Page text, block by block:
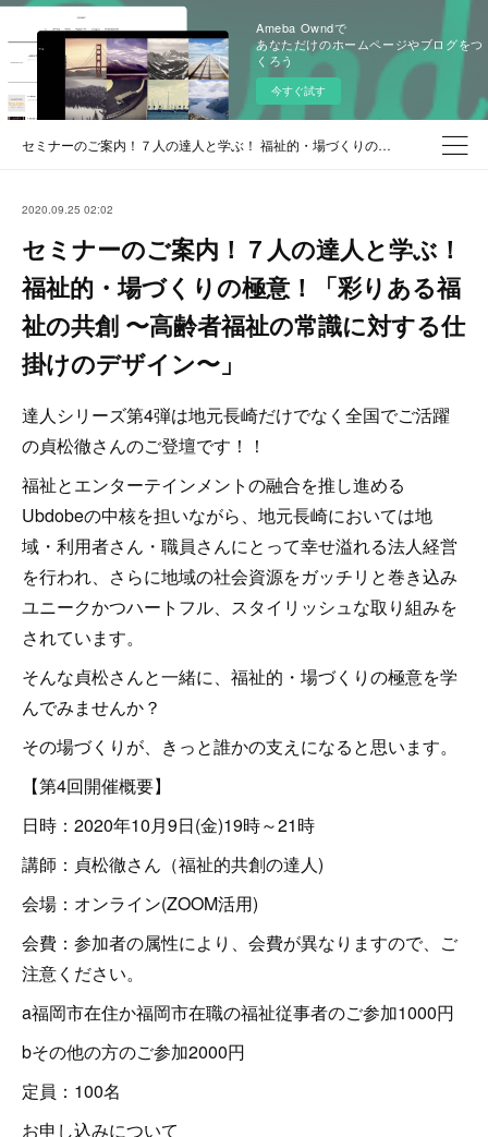
Ameba Owndで
あなただけのホームページやブログをつ
くろう
今すぐ試す
セミナーのご案内！７人の達人と学ぶ！ 福祉的・場づくりの極意！「彩りある福祉の共創 〜高齢者福祉の常識に対する仕掛けのデザイン〜」
2020.09.25 02:02
セミナーのご案内！７人の達人と学ぶ！
福祉的・場づくりの極意！「彩りある福
祉の共創 〜高齢者福祉の常識に対する仕
掛けのデザイン〜」
達人シリーズ第4弾は地元長崎だけでなく全国でご活躍
の貞松徹さんのご登壇です！！
福祉とエンターテインメントの融合を推し進める
Ubdobeの中核を担いながら、地元長崎においては地
域・利用者さん・職員さんにとって幸せ溢れる法人経営
を行われ、さらに地域の社会資源をガッチリと巻き込み
ユニークかつハートフル、スタイリッシュな取り組みを
されています。
そんな貞松さんと一緒に、福祉的・場づくりの極意を学
んでみませんか？
その場づくりが、きっと誰かの支えになると思います。
【第4回開催概要】
日時：2020年10月9日(金)19時～21時
講師：貞松徹さん（福祉的共創の達人)
会場：オンライン(ZOOM活用)
会費：参加者の属性により、会費が異なりますので、ご
注意ください。
a福岡市在住か福岡市在職の福祉従事者のご参加1000円
bその他の方のご参加2000円
定員：100名
お申し込みについて